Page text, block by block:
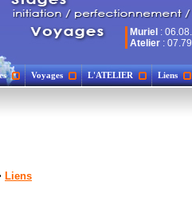
Muriel :
Atelier :
Voyages L'ATELIER Liens
Liens